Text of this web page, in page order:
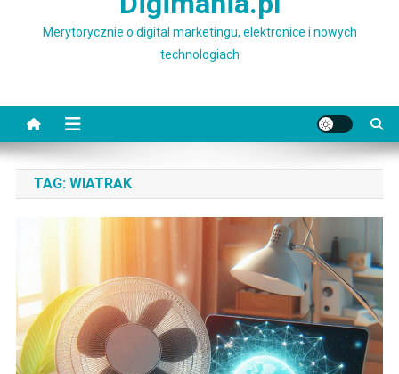
Merytorycznie o digital marketingu, elektronice i nowych
technologiach
TAG: WIATRAK